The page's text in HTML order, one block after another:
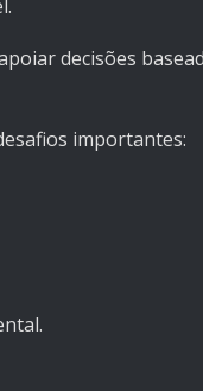
decisões
importantes: